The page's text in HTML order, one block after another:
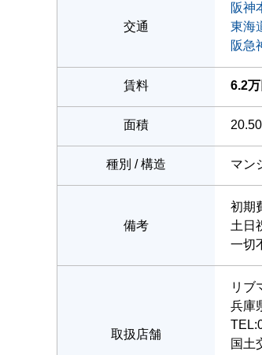
交通
阪神
東海
阪急
賃料 6.2
面積
種別 / 構造 マン
備考
初期
土日
一切
取扱店舗
リブ
兵庫
国土